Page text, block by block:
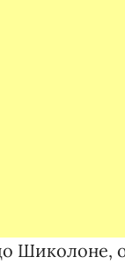
Шиколоне,